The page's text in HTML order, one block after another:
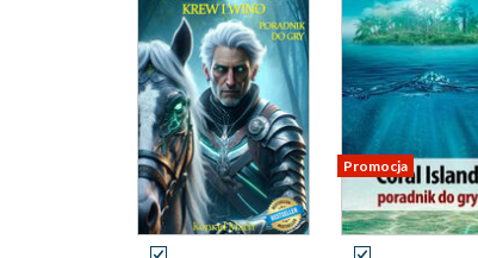
Promocja